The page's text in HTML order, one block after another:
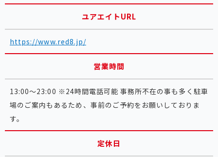
ユアエイトURL
https://www.red8.jp/
営業時間
13:00～23:00 ※24時間電話可能 事務所不在の事も多く駐車
場のご案内もあるため、事前のご予約をお願いしておりま
す。
定休日